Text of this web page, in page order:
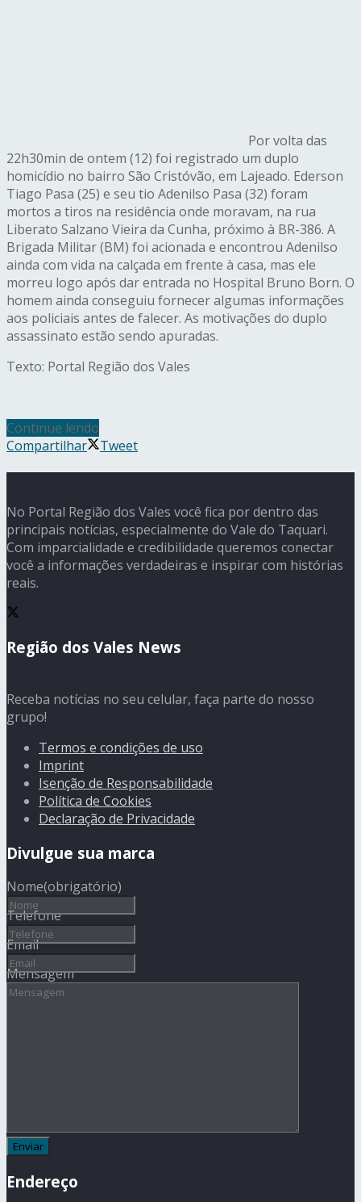
Por volta das
22h30min de ontem (12) foi registrado um duplo
homicídio no bairro São Cristóvão, em Lajeado. Ederson
Tiago Pasa (25) e seu tio Adenilso Pasa (32) foram
mortos a tiros na residência onde moravam, na rua
Liberato Salzano Vieira da Cunha, próximo à BR-386. A
Brigada Militar (BM) foi acionada e encontrou Adenilso
ainda com vida na calçada em frente à casa, mas ele
morreu logo após dar entrada no Hospital Bruno Born. O
homem ainda conseguiu fornecer algumas informações
aos policiais antes de falecer. As motivações do duplo
assassinato estão sendo apuradas.
Texto: Portal Região dos Vales
Continue lendo
Compartilhar
Tweet
No Portal Região dos Vales você fica por dentro das
principais notícias, especialmente do Vale do Taquari.
Com imparcialidade e credibilidade queremos conectar
você a informações verdadeiras e inspirar com histórias
reais.
Região dos Vales News
Receba notícias no seu celular, faça parte do nosso
grupo!
Termos e condições de uso
Imprint
Isenção de Responsabilidade
Política de Cookies
Declaração de Privacidade
Divulgue sua marca
Nome(obrigatório)
Telefone
Email
Mensagem
Endereço